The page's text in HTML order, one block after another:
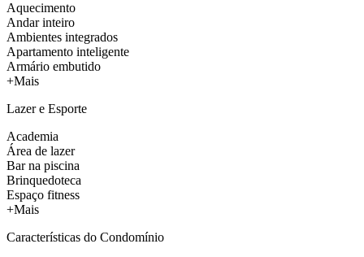
Aquecimento
Andar inteiro
Ambientes integrados
Apartamento inteligente
Armário embutido
+Mais
Lazer e Esporte
Academia
Área de lazer
Bar na piscina
Brinquedoteca
Espaço fitness
+Mais
Características do Condomínio